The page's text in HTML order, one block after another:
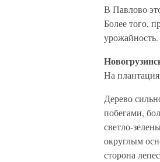
В Павлово
Более того,
урожайность.
На
Дерево
побегами,
светло-
округлым
сторона